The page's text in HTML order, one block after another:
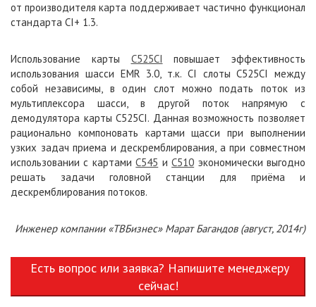
от производителя карта поддерживает частично функционал
стандарта CI+ 1.3.
Использование карты С525CI повышает эффективность
использования шасси EMR 3.0, т.к. CI слоты С525CI между
собой независимы, в один слот можно подать поток из
мультиплексора шасси, в другой поток напрямую с
демодулятора карты С525CI. Данная возможность позволяет
рационально компоновать картами щасси при выполнении
узких задач приема и дескремблирования, а при совместном
использовании с картамиС545 иС510 экономически выгодно
решать задачи головной станции для приёма и
дескремблирования потоков.
Инженер компании «ТВБизнес» Марат Багандов (август, 2014г)
Есть вопрос или заявка? Напишите менеджеру
сейчас!